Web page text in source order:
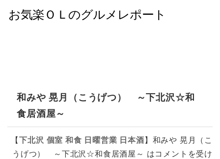
和みや 晃月（こうげつ） ～下北沢☆和
食居酒屋～
【下北沢 個室 和食 日曜営業 日本酒 】 和みや 晃月（こ
うげつ） ～下北沢☆和食居酒屋～ はコメントを受け